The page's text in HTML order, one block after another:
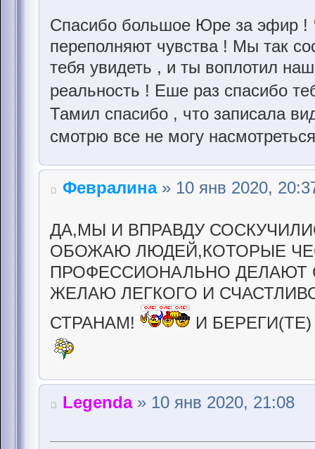
Спасибо большое Юре за эфир !
переполняют чувства ! Мы так
тебя увидеть , и ты воплотил
реальность ! Еше раз спасибо
Тамил спасибо , что записала
смотрю все не могу
Февралина» 10 янв 2020,
ДА,МЫ И ВПРАВДУ
ОБОЖАЮ ЛЮДЕЙ,КОТОРЫЕ
ПРОФЕССИОНАЛЬНО ДЕЛАЮТ
ЖЕЛАЮ ЛЕГКОГО И
СТРАНАМ!
И
Legenda» 10 янв 2020, 21:08